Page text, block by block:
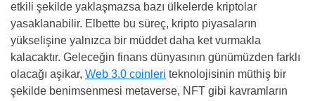
etkili şekilde yaklaşmazsa bazı ülkelerde kriptolar
yasaklanabilir. Elbette bu süreç, kripto piyasaların
yükselişine yalnızca bir müddet daha ket vurmakla
kalacaktır. Geleceğin finans dünyasının günümüzden farklı
olacağı aşikar, Web 3.0 coinleri teknolojisinin müthiş bir
şekilde benimsenmesi metaverse, NFT gibi kavramların